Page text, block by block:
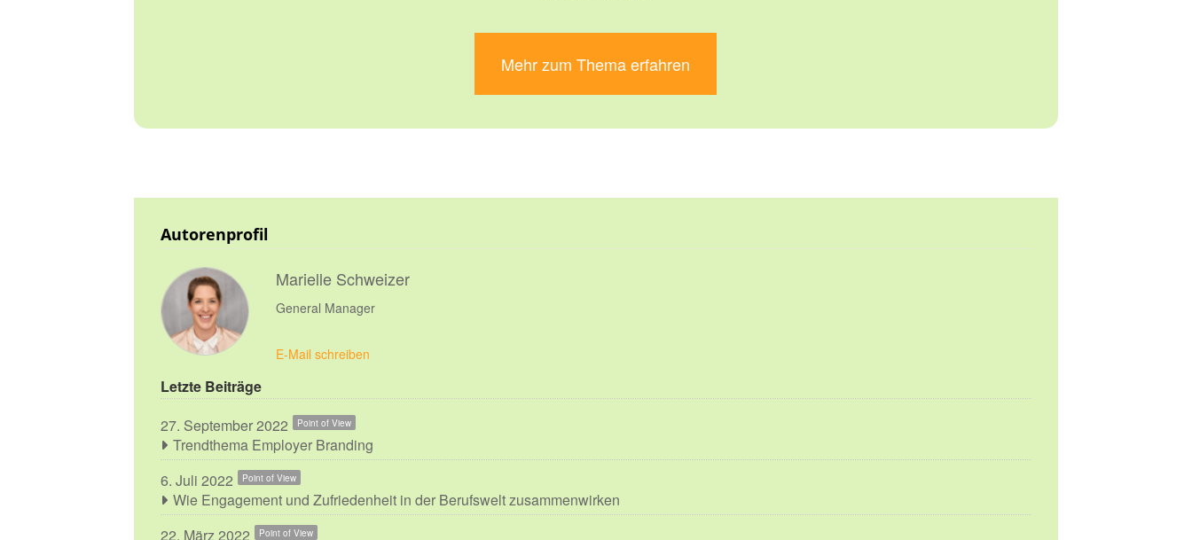
Mehr zum Thema erfahren
Autorenprofil
Marielle Schweizer
General Manager
E-Mail schreiben
Letzte Beiträge
27. September 2022
Point of View
Trendthema Employer Branding
6. Juli 2022
Point of View
Wie Engagement und Zufriedenheit in der Berufswelt zusammenwirken
22. März 2022
Point of View